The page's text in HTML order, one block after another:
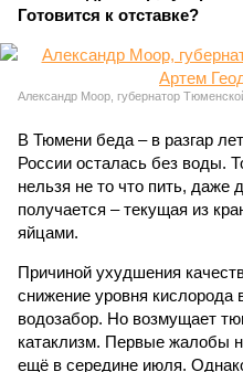
Готовится к отставке?
Александр Моор, губернатор
В Тюмени беда – в разгар
России осталась без воды.
нельзя не то что пить, даже
получается – текущая из
яйцами.
Причиной ухудшения
снижение уровня кислорода
водозабор. Но возмущает
катаклизм. Первые жалобы
ещё в середине июля.